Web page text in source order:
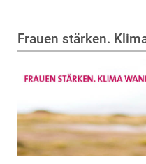
Frauen stärken.